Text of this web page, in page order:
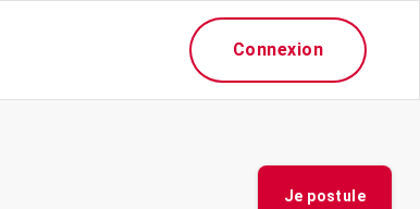
Connexion
Je postule